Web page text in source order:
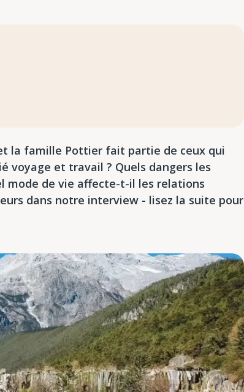
la famille Pottier fait partie de ceux qui
voyage et travail ? Quels dangers les
mode de vie affecte-t-il les relations
dans notre interview - lisez la suite pour